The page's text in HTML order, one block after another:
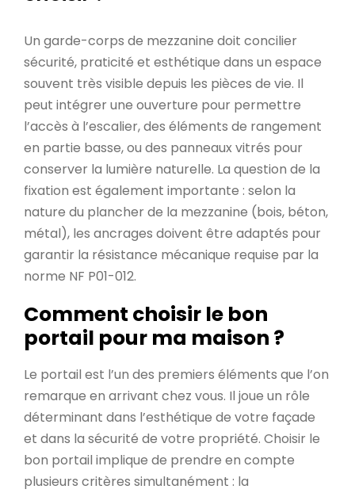
Un garde-corps de mezzanine doit concilier
sécurité, praticité et esthétique dans un espace
souvent très visible depuis les pièces de vie. Il
peut intégrer une ouverture pour permettre
l’accès à l’escalier, des éléments de rangement
en partie basse, ou des panneaux vitrés pour
conserver la lumière naturelle. La question de la
fixation est également importante : selon la
nature du plancher de la mezzanine (bois, béton,
métal), les ancrages doivent être adaptés pour
garantir la résistance mécanique requise par la
norme NF P01-012.
Comment choisir le bon
portail pour ma maison ?
Le portail est l’un des premiers éléments que l’on
remarque en arrivant chez vous. Il joue un rôle
déterminant dans l’esthétique de votre façade
et dans la sécurité de votre propriété. Choisir le
bon portail implique de prendre en compte
plusieurs critères simultanément : la